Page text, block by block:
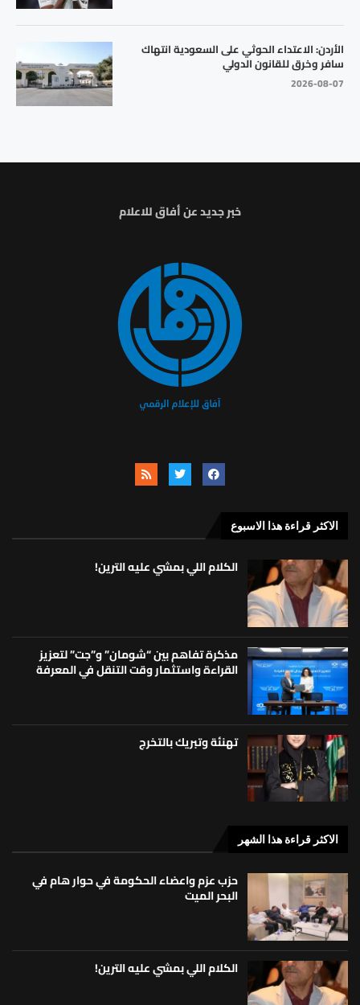
الأردن: الاعتداء الحوثي على السعودية انتهاك
سافر وخرق للقانون الدولي
2026-08-07
خبر جديد عن أفاق للاعلام
الاكثر قراءة هذا الاسبوع
الكلام اللي بمشي عليه الترين!
مذكرة تفاهم بين “شومان” و”جت” لتعزيز
القراءة واستثمار وقت التنقل في المعرفة
تهنئة وتبريك بالتخرج
الاكثر قراءة هذا الشهر
حزب عزم واعضاء الحكومة في حوار هام في
البحر الميت
الكلام اللي بمشي عليه الترين!